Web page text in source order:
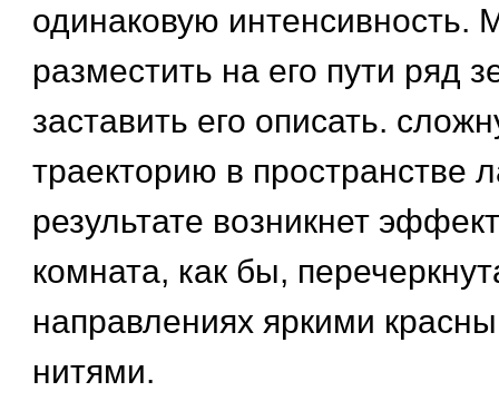
одинаковую интенсивность.
разместить на его пути ряд
заставить его описать.
траекторию в пространстве
результате возникнет
комната, как бы,
направлениях яркими
нитями.